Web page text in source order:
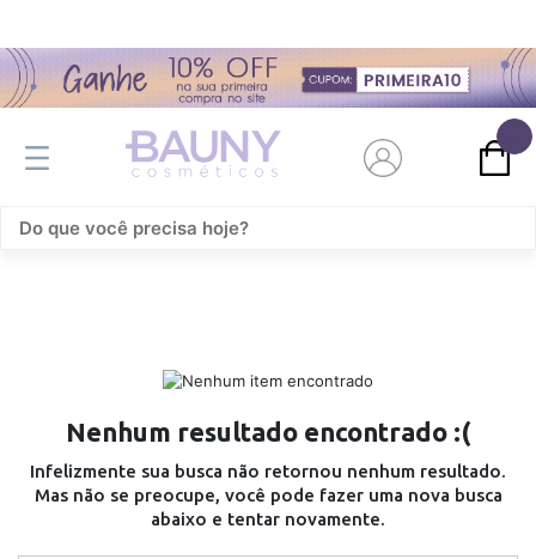
Nenhum resultado encontrado :(
Infelizmente sua busca não retornou nenhum resultado.
Mas não se preocupe, você pode fazer uma nova busca
abaixo e tentar novamente.